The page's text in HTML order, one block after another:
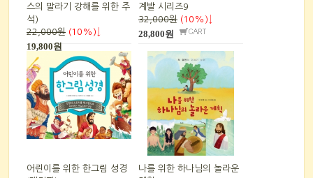
스의 말라기 강해를 위한 주
석)
22,000원 (10%)↓
19,800원
계발 시리즈9
32,000원 (10%)↓
28,800원
어린이를 위한 한그림 성경
나를 위한 하나님의 놀라운